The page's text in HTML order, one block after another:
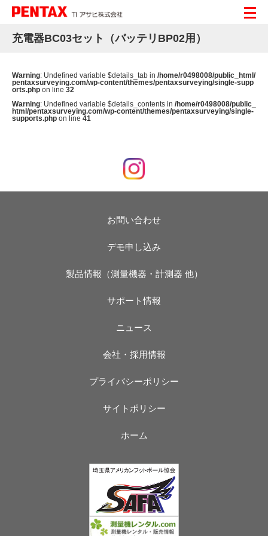
充電器BC03セット（バッテリBP02用）
Warning: Undefined variable $details_tab in /home/r0498008/public_html/
pentaxsurveying.com/wp-content/themes/pentaxsurveying/single-supp
orts.php on line 32
Warning: Undefined variable $details_contents in /home/r0498008/public_
html/pentaxsurveying.com/wp-content/themes/pentaxsurveying/single-
supports.php on line 41
お問い合わせ
デモ申し込み
製品情報（測量機器・計測器 他）
サポート情報
ニュース
会社・採用情報
プライバシーポリシー
サイトポリシー
ホーム